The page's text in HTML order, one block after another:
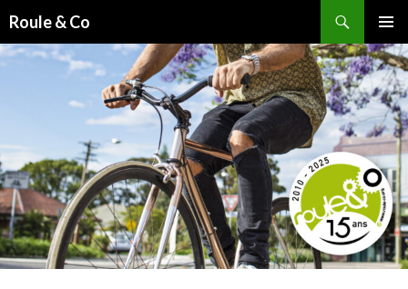
Roule & Co
MENU
AU
CONTENU